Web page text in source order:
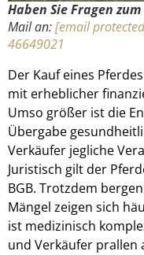
Haben Sie Fragen zum
Mail an:[email
46649021
Der Kauf eines
mit erheblicher
Umso größer ist die
Übergabe
Verkäufer jegliche
Juristisch gilt der
BGB. Trotzdem
Mängel zeigen sich
ist medizinisch
und Verkäufer prallen